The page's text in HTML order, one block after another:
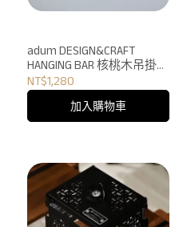
adum DESIGN&CRAFT
HANGING BAR 核桃木吊掛橫
桿
NT$1,280
加入購物車